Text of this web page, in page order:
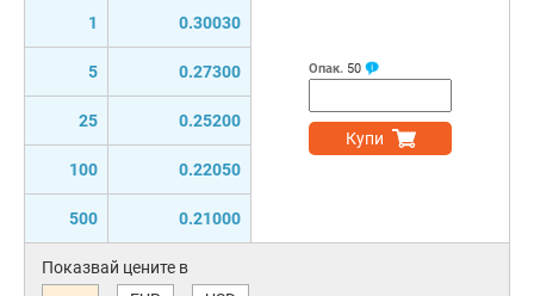
1 0.30030
5 0.27300
25 0.25200
100 0.22050
500 0.21000
Опак. 50
Купи
Показвай цените в